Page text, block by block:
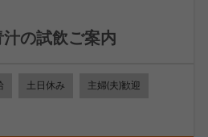
の試飲ご案内
土日休み 主婦(夫)歓迎